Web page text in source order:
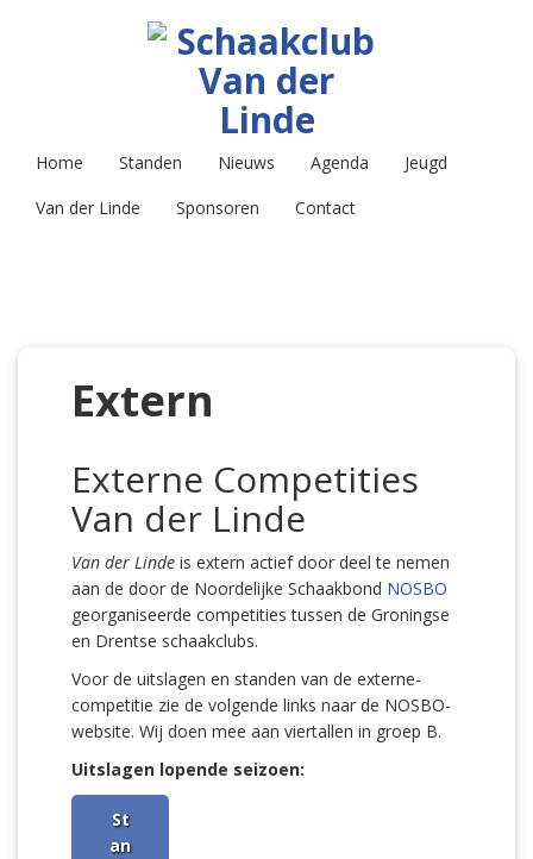
Home Standen Nieuws Agenda
Jeugd
Van der Linde
Sponsoren Contact
Extern
Externe Competities
Van der Linde
Van der Linde is extern actief door deel te nemen
aan de door de Noordelijke Schaakbond NOSBO
georganiseerde competities tussen de Groningse
en Drentse schaakclubs.
Voor de uitslagen en standen van de externe-
competitie zie de volgende links naar de NOSBO-
website. Wij doen mee aan viertallen in groep B.
Uitslagen lopende seizoen:
St
an